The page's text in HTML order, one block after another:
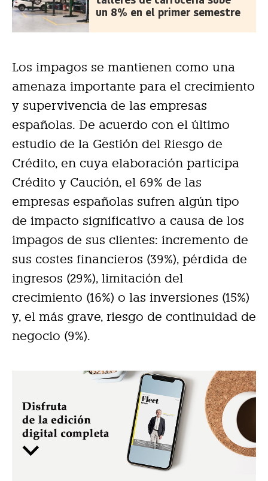
un 8% en el primer semestre
Los impagos se mantienen como una
amenaza importante para el crecimiento
y supervivencia de las empresas
españolas. De acuerdo con el último
estudio de la Gestión del Riesgo de
Crédito, en cuya elaboración participa
Crédito y Caución, el 69% de las
empresas españolas sufren algún tipo
de impacto significativo a causa de los
impagos de sus clientes: incremento de
sus costes financieros (39%), pérdida de
ingresos (29%), limitación del
crecimiento (16%) o las inversiones (15%)
y, el más grave, riesgo de continuidad de
negocio (9%).